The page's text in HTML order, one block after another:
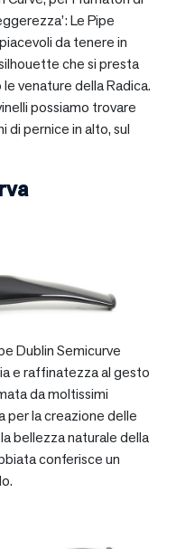
Le Pipe
da tenere in
che si presta
venature della Radica.
possiamo trovare
di pernice in alto, sul
Dublin Semicurve
e raffinatezza al gesto
da moltissimi
per la creazione delle
bellezza naturale della
conferisce un